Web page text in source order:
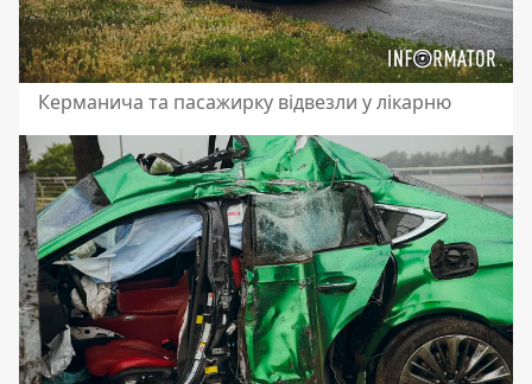
Керманича та пасажирку відвезли у лікарню